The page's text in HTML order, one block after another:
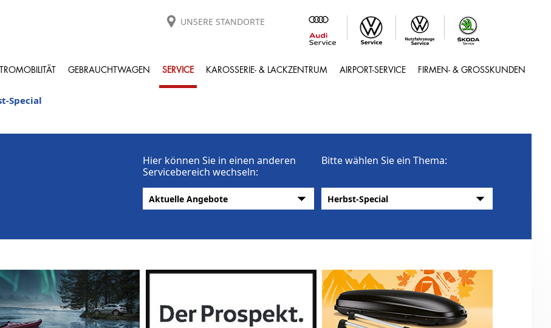
UNSERE STANDORTE
GEBRAUCHTWAGEN SERVICE KAROSSERIE- & LACKZENTRUM AIRPORT-SERVICE FIRMEN- & GROSSKUNDEN
Special
Hier können Sie in einen anderen
Servicebereich wechseln:
Bitte wählen Sie ein Thema: